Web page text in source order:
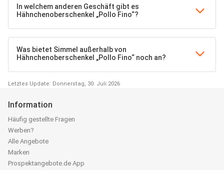
In welchem anderen Geschäft gibt es
Hähnchenoberschenkel „Pollo Fino“?
Was bietet Simmel außerhalb von
Hähnchenoberschenkel „Pollo Fino“ noch an?
Letztes Update: Donnerstag, 30. Juli 2026
Information
Häufig gestellte Fragen
Werben?
Alle Angebote
Marken
Prospektangebote.de App